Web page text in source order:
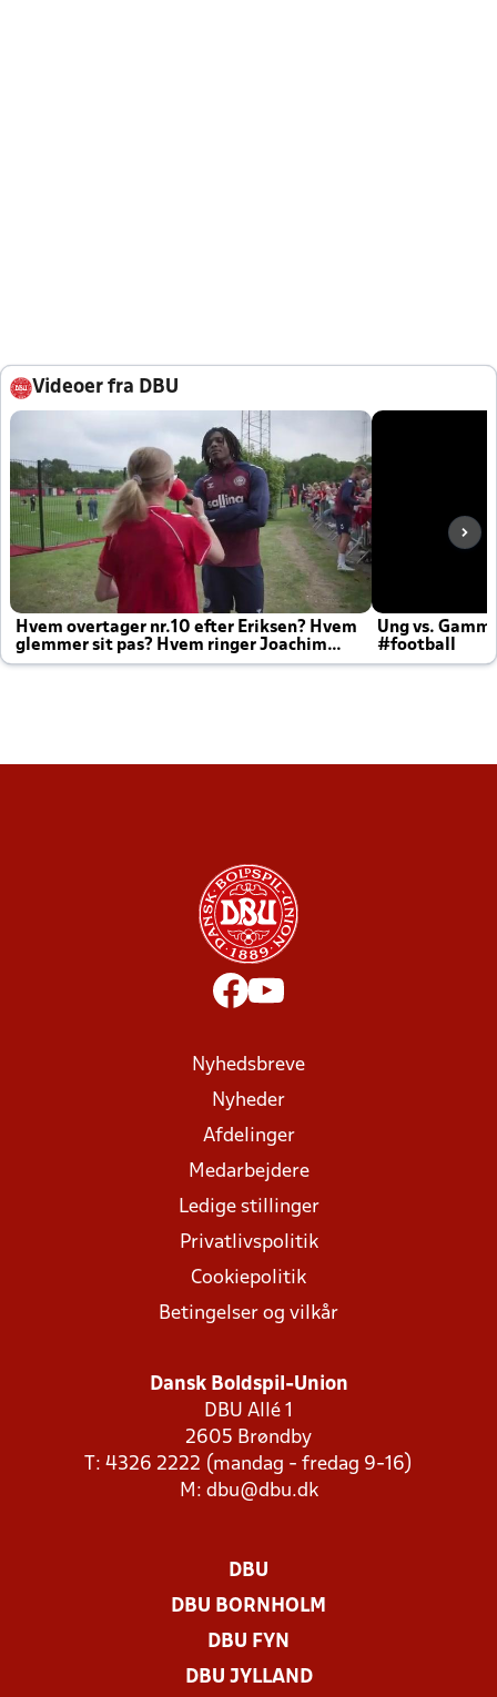
Videoer fra DBU
Hvem overtager nr.10 efter Eriksen? Hvem
glemmer sit pas? Hvem ringer Joachim
altid til efter kampe?
Ung vs.
#football
Nyhedsbreve
Nyheder
Afdelinger
Medarbejdere
Ledige stillinger
Privatlivspolitik
Cookiepolitik
Betingelser og vilkår
Dansk Boldspil-Union
DBU Allé 1
2605 Brøndby
T: 4326 2222 (mandag - fredag 9-16)
M: dbu@dbu.dk
DBU
DBU BORNHOLM
DBU FYN
DBU JYLLAND